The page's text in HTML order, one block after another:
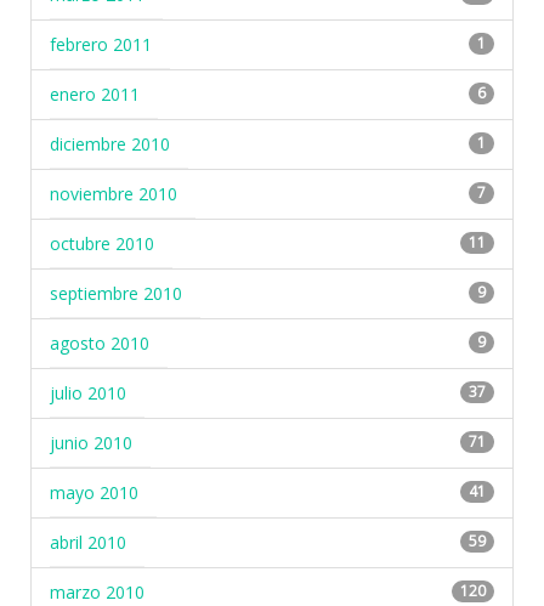
febrero 2011 1
enero 2011 6
diciembre 2010 1
noviembre 2010 7
octubre 2010 11
septiembre 2010 9
agosto 2010 9
julio 2010 37
junio 2010 71
mayo 2010 41
abril 2010 59
marzo 2010 120